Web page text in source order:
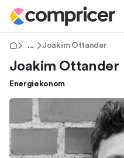
Tips & Råd
Joakim Ottander
Joakim Ottander
Energiekonom